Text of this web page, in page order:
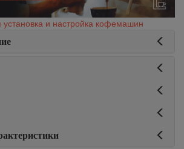
и настройка кофемашин